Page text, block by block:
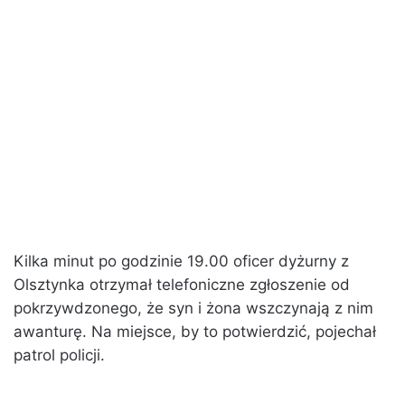
Kilka minut po godzinie 19.00 oficer dyżurny z
Olsztynka otrzymał telefoniczne zgłoszenie od
pokrzywdzonego, że syn i żona wszczynają z nim
awanturę. Na miejsce, by to potwierdzić, pojechał
patrol policji.